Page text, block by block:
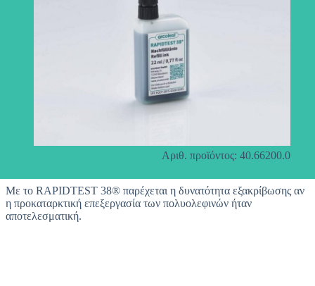
Αριθ. προϊόντος: 40.66200.0
Με το RAPIDTEST 38® παρέχεται η δυνατότητα εξακρίβωσης αν
η προκαταρκτική επεξεργασία των πολυολεφινών ήταν
αποτελεσματική.